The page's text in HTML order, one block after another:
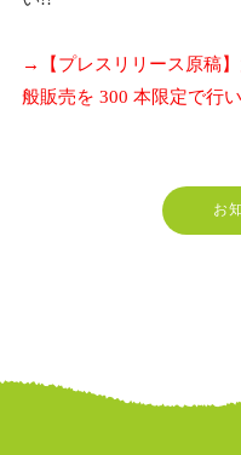
→【プレスリリース原稿
般販売を 300 本限定で行
お